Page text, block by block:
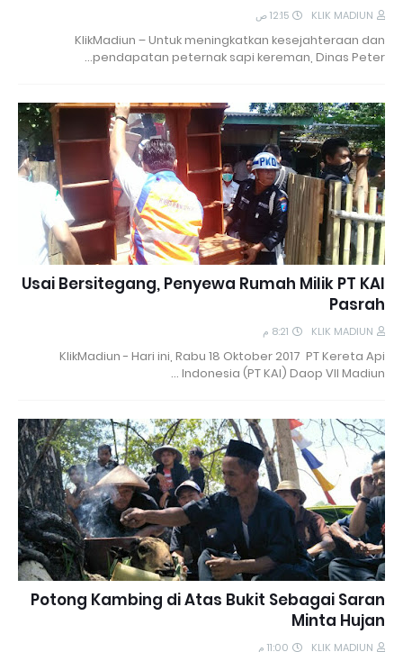
KLIK MADIUN 12:15 ص
KlikMadiun – Untuk meningkatkan kesejahteraan dan
pendapatan peternak sapi kereman, Dinas Peter…
Usai Bersitegang, Penyewa Rumah Milik PT KAI
Pasrah
KLIK MADIUN 8:21 م
KlikMadiun - Hari ini, Rabu 18 Oktober 2017 PT Kereta Api
Indonesia (PT KAI) Daop VII Madiun …
Potong Kambing di Atas Bukit Sebagai Saran
Minta Hujan
KLIK MADIUN 11:00 م